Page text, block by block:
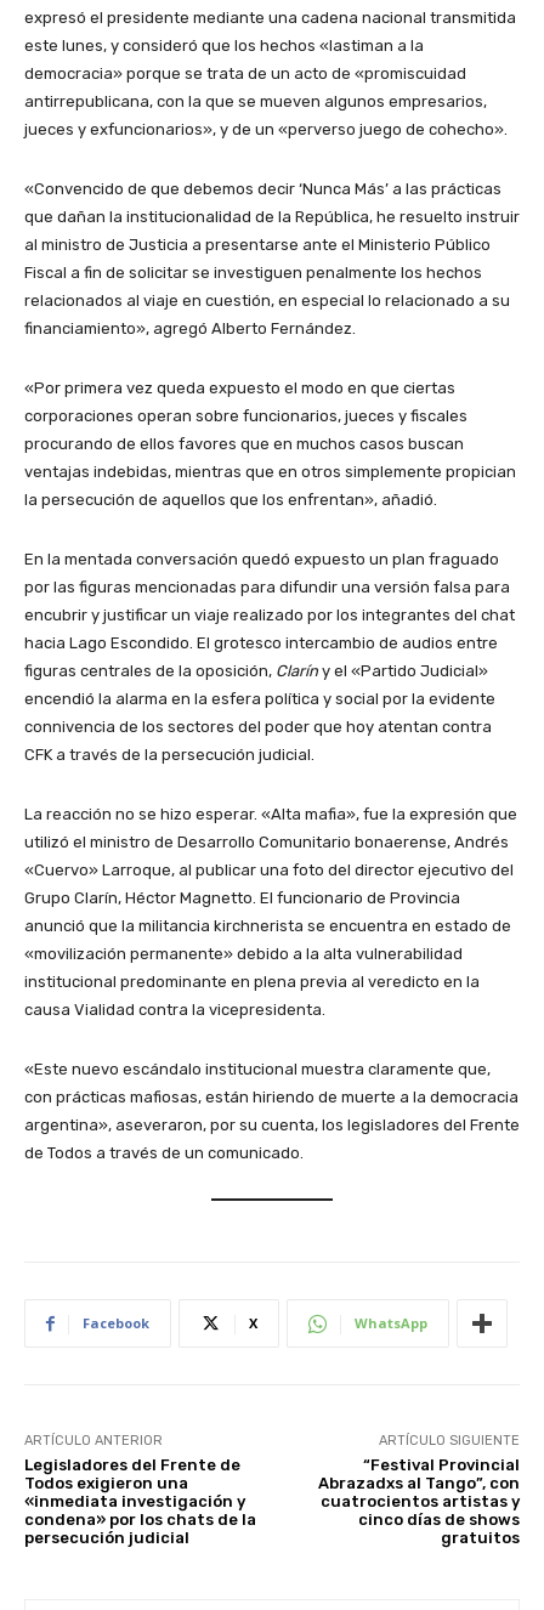
expresó el presidente mediante una cadena nacional transmitida
este lunes, y consideró que los hechos «lastiman a la
democracia» porque se trata de un acto de «promiscuidad
antirrepublicana, con la que se mueven algunos empresarios,
jueces y exfuncionarios», y de un «perverso juego de cohecho».
«Convencido de que debemos decir ‘Nunca Más’ a las prácticas
que dañan la institucionalidad de la República, he resuelto instruir
al ministro de Justicia a presentarse ante el Ministerio Público
Fiscal a fin de solicitar se investiguen penalmente los hechos
relacionados al viaje en cuestión, en especial lo relacionado a su
financiamiento», agregó Alberto Fernández.
«Por primera vez queda expuesto el modo en que ciertas
corporaciones operan sobre funcionarios, jueces y fiscales
procurando de ellos favores que en muchos casos buscan
ventajas indebidas, mientras que en otros simplemente propician
la persecución de aquellos que los enfrentan», añadió.
En la mentada conversación quedó expuesto un plan fraguado
por las figuras mencionadas para difundir una versión falsa para
encubrir y justificar un viaje realizado por los integrantes del chat
hacia Lago Escondido. El grotesco intercambio de audios entre
figuras centrales de la oposición, Clarín y el «Partido Judicial»
encendió la alarma en la esfera política y social por la evidente
connivencia de los sectores del poder que hoy atentan contra
CFK a través de la persecución judicial.
La reacción no se hizo esperar. «Alta mafia», fue la expresión que
utilizó el ministro de Desarrollo Comunitario bonaerense, Andrés
«Cuervo» Larroque, al publicar una foto del director ejecutivo del
Grupo Clarín, Héctor Magnetto. El funcionario de Provincia
anunció que la militancia kirchnerista se encuentra en estado de
«movilización permanente» debido a la alta vulnerabilidad
institucional predominante en plena previa al veredicto en la
causa Vialidad contra la vicepresidenta.
«Este nuevo escándalo institucional muestra claramente que,
con prácticas mafiosas, están hiriendo de muerte a la democracia
argentina», aseveraron, por su cuenta, los legisladores del Frente
de Todos a través de un comunicado.
Facebook X WhatsApp
ARTÍCULO ANTERIOR
Legisladores del Frente de
Todos exigieron una
«inmediata investigación y
condena» por los chats de la
persecución judicial
ARTÍCULO SIGUIENTE
“Festival Provincial
Abrazadxs al Tango”, con
cuatrocientos artistas y
cinco días de shows
gratuitos